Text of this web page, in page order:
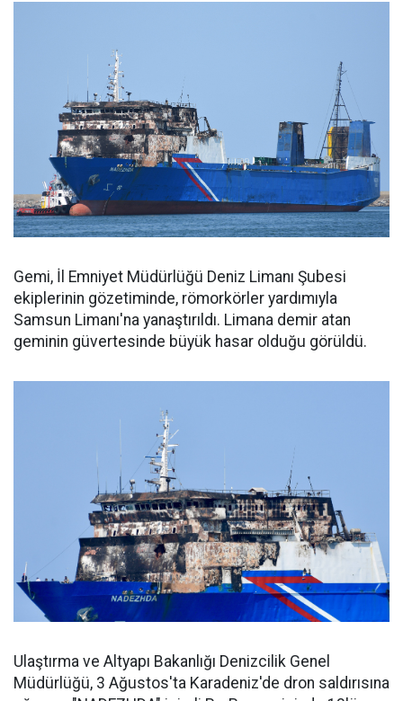
Gemi, İl Emniyet Müdürlüğü Deniz Limanı Şubesi
ekiplerinin gözetiminde, römorkörler yardımıyla
Samsun Limanı'na yanaştırıldı. Limana demir atan
geminin güvertesinde büyük hasar olduğu görüldü.
Ulaştırma ve Altyapı Bakanlığı Denizcilik Genel
Müdürlüğü, 3 Ağustos'ta Karadeniz'de dron saldırısına